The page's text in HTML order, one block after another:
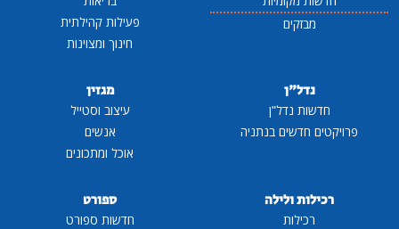
מבזקים
פעילות קהילתית
חינוך ומצוינות
נדל"ן
חדשות נדל"ן
פרויקטים חדשים בנתניה
מגזין
עיצוב וסטייל
אנשים
אוכל ומתכונים
רכילות ולילה
רכילות
ספורט
חדשות ספורט